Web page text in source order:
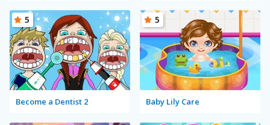
Become a Dentist 2
5
Baby Lily Care
5